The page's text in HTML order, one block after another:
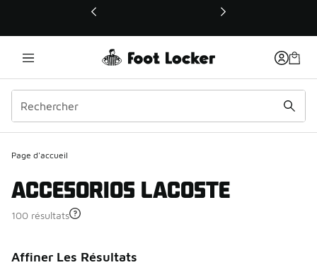
Ce lien ouvrira une nouvelle fenêtre
Page d'accueil
ACCESORIOS LACOSTE
100 résultats
Affiner Les Résultats